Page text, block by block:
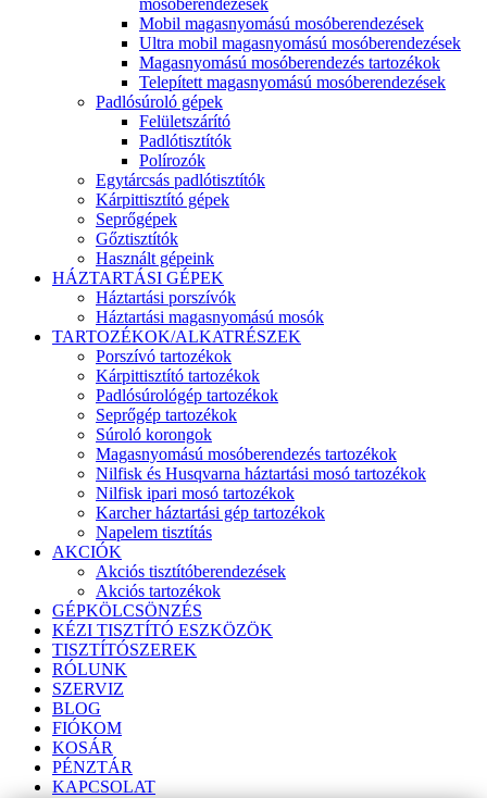
mosóberendezések
Mobil magasnyomású mosóberendezések
Ultra mobil magasnyomású mosóberendezések
Magasnyomású mosóberendezés tartozékok
Telepített magasnyomású mosóberendezések
Padlósúroló gépek
Felületszárító
Padlótisztítók
Polírozók
Egytárcsás padlótisztítók
Kárpittisztító gépek
Seprőgépek
Gőztisztítók
Használt gépeink
HÁZTARTÁSI GÉPEK
Háztartási porszívók
Háztartási magasnyomású mosók
TARTOZÉKOK/ALKATRÉSZEK
Porszívó tartozékok
Kárpittisztító tartozékok
Padlósúrológép tartozékok
Seprőgép tartozékok
Súroló korongok
Magasnyomású mosóberendezés tartozékok
Nilfisk és Husqvarna háztartási mosó tartozékok
Nilfisk ipari mosó tartozékok
Karcher háztartási gép tartozékok
Napelem tisztítás
AKCIÓK
Akciós tisztítóberendezések
Akciós tartozékok
GÉPKÖLCSÖNZÉS
KÉZI TISZTÍTÓ ESZKÖZÖK
TISZTÍTÓSZEREK
RÓLUNK
SZERVIZ
BLOG
FIÓKOM
KOSÁR
PÉNZTÁR
KAPCSOLAT